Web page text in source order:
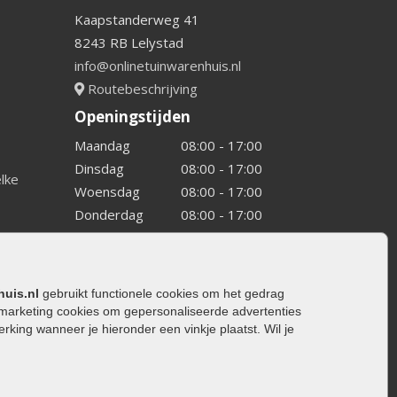
gebruikt functionele cookies om het gedrag
cookies om gepersonaliseerde advertenties
wanneer je hieronder een vinkje plaatst. Wil je
Kaapstanderweg 41
8243 RB Lelystad
info@onlinetuinwarenhuis.nl
Routebeschrijving
Openingstijden
Maandag
08:00 - 17:00
Dinsdag
08:00 - 17:00
Woensdag
08:00 - 17:00
Donderdag
08:00 - 17:00
Vrijdag
08:00 - 17:00